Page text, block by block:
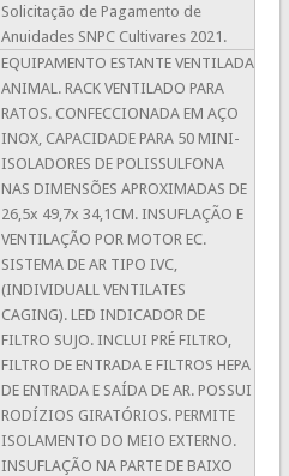
Solicitação de Pagamento de
Anuidades SNPC Cultivares 2021.
EQUIPAMENTO ESTANTE VENTILADA
ANIMAL. RACK VENTILADO PARA
RATOS. CONFECCIONADA EM AÇO
INOX, CAPACIDADE PARA 50 MINI-
ISOLADORES DE POLISSULFONA
NAS DIMENSÕES APROXIMADAS DE
26,5x 49,7x 34,1CM. INSUFLAÇÃO E
VENTILAÇÃO POR MOTOR EC.
SISTEMA DE AR TIPO IVC,
(INDIVIDUALL VENTILATES
CAGING). LED INDICADOR DE
FILTRO SUJO. INCLUI PRÉ FILTRO,
FILTRO DE ENTRADA E FILTROS HEPA
DE ENTRADA E SAÍDA DE AR. POSSUI
RODÍZIOS GIRATÓRIOS. PERMITE
ISOLAMENTO DO MEIO EXTERNO.
INSUFLAÇÃO NA PARTE DE BAIXO